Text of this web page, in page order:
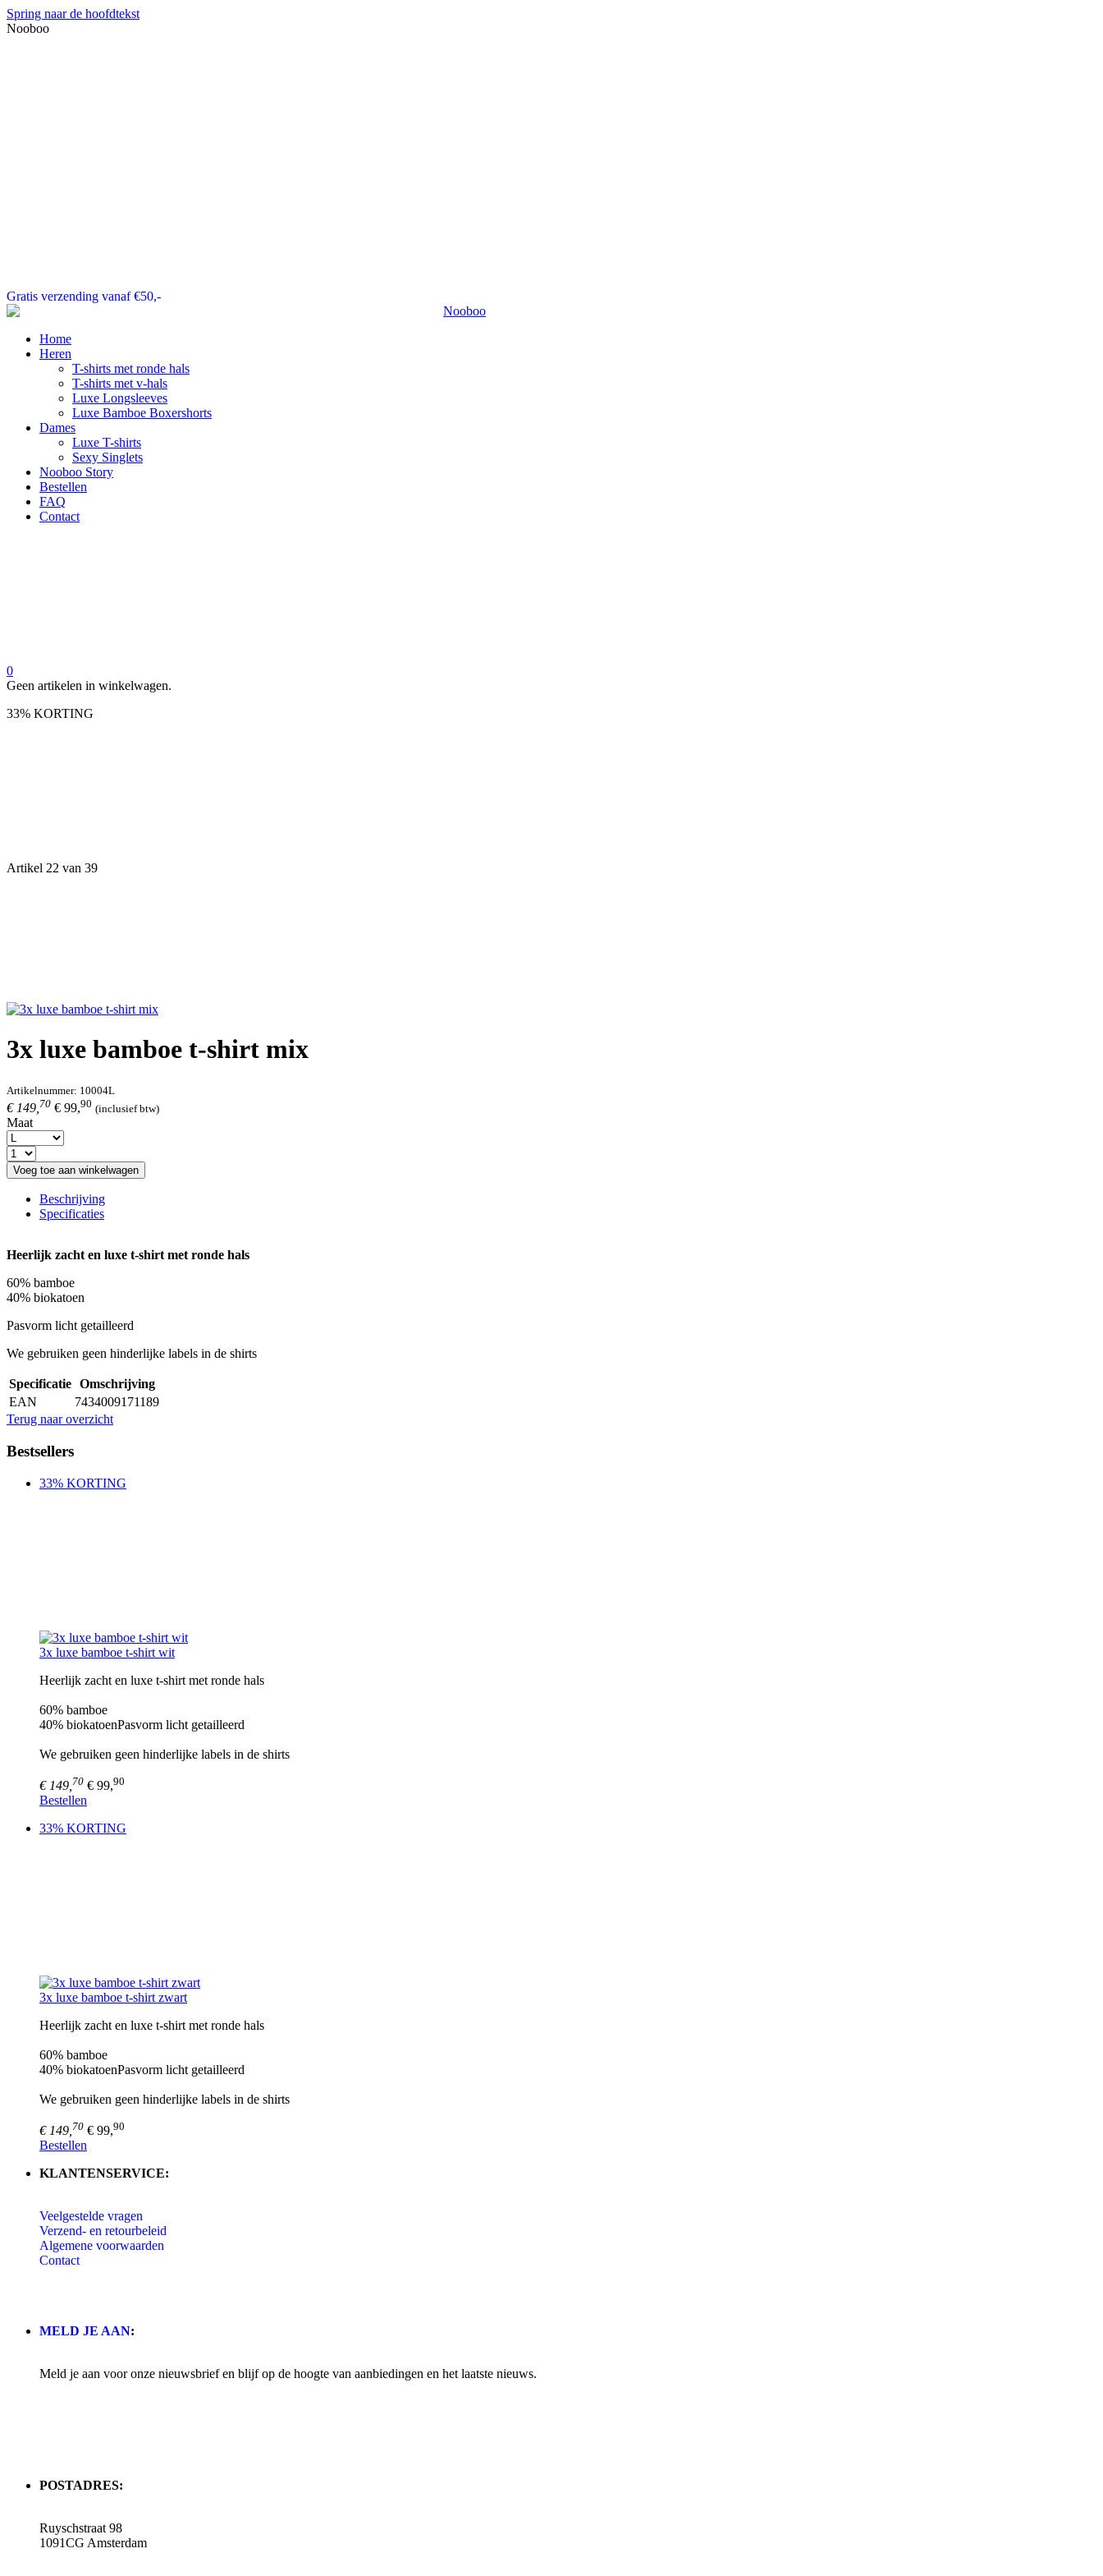
Spring naar de hoofdtekst
Nooboo
Gratis verzending vanaf €50,-
Home
Heren
T-shirts met ronde hals
T-shirts met v-hals
Luxe Longsleeves
Luxe Bamboe Boxershorts
Dames
Luxe T-shirts
Sexy Singlets
Nooboo Story
Bestellen
FAQ
Contact
0
Geen artikelen in winkelwagen.
33% KORTING
Artikel 22 van 39
3x luxe bamboe t-shirt mix
Artikelnummer: 10004L
€ 149, 70 € 99,90 (inclusief btw)
Maat
Voeg toe aan winkelwagen
Beschrijving
Specificaties
Heerlijk zacht en luxe t-shirt met ronde hals
60% bamboe
40% biokatoen
Pasvorm licht getailleerd
We gebruiken geen hinderlijke labels in de shirts
Specificatie Omschrijving
EAN
7434009171189
Terug naar overzicht
Bestsellers
33% KORTING
3x luxe bamboe t-shirt wit
Heerlijk zacht en luxe t-shirt met ronde hals
60% bamboe
40% biokatoenPasvorm licht getailleerd
We gebruiken geen hinderlijke labels in de shirts
€ 149, 70 € 99,90
Bestellen
33% KORTING
3x luxe bamboe t-shirt zwart
Heerlijk zacht en luxe t-shirt met ronde hals
60% bamboe
40% biokatoenPasvorm licht getailleerd
We gebruiken geen hinderlijke labels in de shirts
€ 149, 70 € 99,90
Bestellen
KLANTENSERVICE:
Veelgestelde vragen
Verzend- en retourbeleid
Algemene voorwaarden
Contact
MELD JE AAN:
Meld je aan voor onze nieuwsbrief en blijf op de hoogte van aanbiedingen en het laatste nieuws.
POSTADRES:
Ruyschstraat 98
1091CG Amsterdam